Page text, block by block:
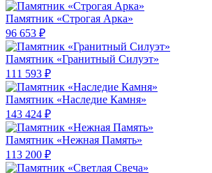
Памятник «Строгая Арка»
96 653 ₽
Памятник «Гранитный Силуэт»
111 593 ₽
Памятник «Наследие Камня»
143 424 ₽
Памятник «Нежная Память»
113 200 ₽